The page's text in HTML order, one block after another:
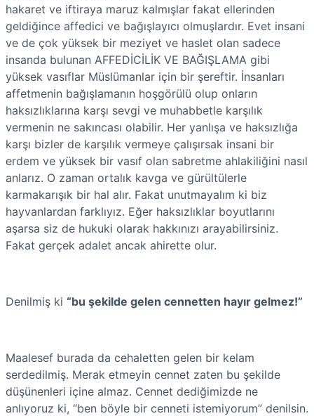
hakaret ve iftiraya maruz kalmışlar fakat ellerinden
geldiğince affedici ve bağışlayıcı olmuşlardır. Evet insani
ve de çok yüksek bir meziyet ve haslet olan sadece
insanda bulunan AFFEDİCİLİK VE BAĞIŞLAMA gibi
yüksek vasıflar Müslümanlar için bir şereftir. İnsanları
affetmenin bağışlamanın hoşgörülü olup onların
haksızlıklarına karşı sevgi ve muhabbetle karşılık
vermenin ne sakıncası olabilir. Her yanlışa ve haksızlığa
karşı bizler de karşılık vermeye çalışırsak insani bir
erdem ve yüksek bir vasıf olan sabretme ahlakiliğini nasıl
anlarız. O zaman ortalık kavga ve gürültülerle
karmakarışık bir hal alır. Fakat unutmayalım ki biz
hayvanlardan farklıyız. Eğer haksızlıklar boyutlarını
aşarsa siz de hukuki olarak hakkınızı arayabilirsiniz.
Fakat gerçek adalet ancak ahirette olur.
Denilmiş ki “bu şekilde gelen cennetten hayır gelmez!”
Maalesef burada da cehaletten gelen bir kelam
serdedilmiş. Merak etmeyin cennet zaten bu şekilde
düşünenleri içine almaz. Cennet dediğimizde ne
anlıyoruz ki, “ben böyle bir cenneti istemiyorum” denilsin.